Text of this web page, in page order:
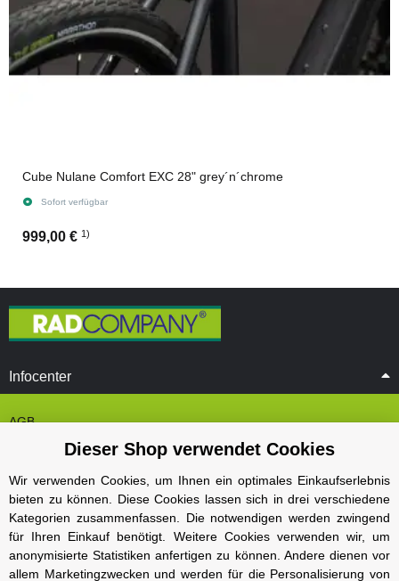
Cube Nulane Comfort EXC 28" grey´n´chrome
Sofort verfügbar
999,00 € 1)
Infocenter
AGB
Cookie Einstelungen
Datenschutz
Impressum
Kontakt und Öffnungszeiten
Versand und Zahlungsarten
Dieser Shop verwendet Cookies
Wir verwenden Cookies, um Ihnen ein optimales Einkaufserlebnis
bieten zu können. Diese Cookies lassen sich in drei verschiedene
Kategorien zusammenfassen. Die notwendigen werden zwingend
für Ihren Einkauf benötigt. Weitere Cookies verwenden wir, um
anonymisierte Statistiken anfertigen zu können. Andere dienen vor
allem Marketingzwecken und werden für die Personalisierung von